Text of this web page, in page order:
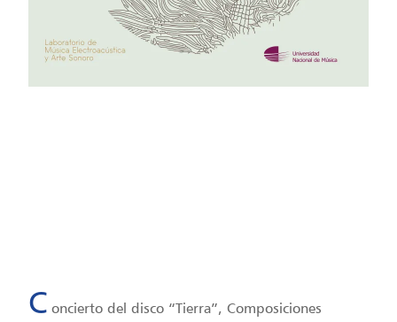
C oncierto del disco “Tierra”, Composiciones